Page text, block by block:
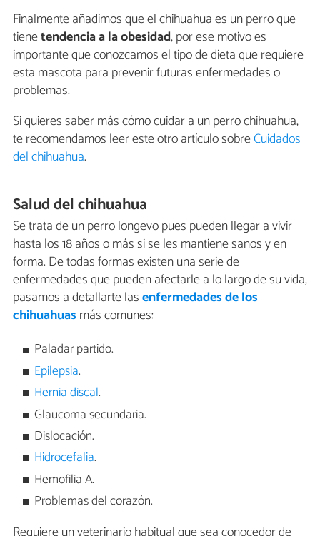
Finalmente añadimos que el chihuahua es un perro que
tienetendencia a la obesidad, por ese motivo es
importante que conozcamos el tipo de dieta que requiere
esta mascota para prevenir futuras enfermedades o
problemas.
Si quieres saber más cómo cuidar a un perro chihuahua,
te recomendamos leer este otro artículo sobreCuidados
del chihuahua.
Salud del chihuahua
Se trata de un perro longevo pues pueden llegar a vivir
hasta los 18 años o más si se les mantiene sanos y en
forma. De todas formas existen una serie de
enfermedades que pueden afectarle a lo largo de su vida,
pasamos a detallarte lasenfermedades de los
chihuahuas más comunes:
Paladar partido.
Epilepsia.
Hernia discal.
Glaucoma secundaria.
Dislocación.
Hidrocefalia.
Hemofilia A.
Problemas del corazón.